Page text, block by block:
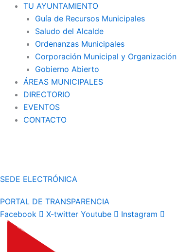
TU AYUNTAMIENTO
Guía de Recursos Municipales
Saludo del Alcalde
Ordenanzas Municipales
Corporación Municipal y Organización
Gobierno Abierto
ÁREAS MUNICIPALES
DIRECTORIO
EVENTOS
CONTACTO
SEDE ELECTRÓNICA
PORTAL DE TRANSPARENCIA
Facebook
X-twitter Youtube Instagram